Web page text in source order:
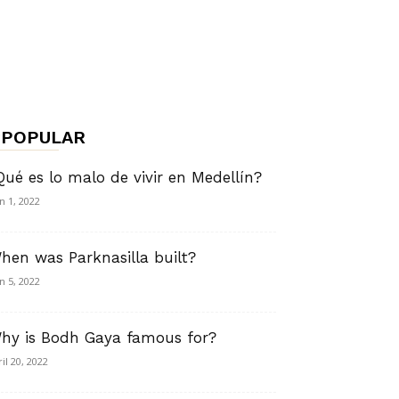
es lo malo de vivir en Medellín?
1, 2022
was Parknasilla built?
5, 2022
is Bodh Gaya famous for?
20, 2022